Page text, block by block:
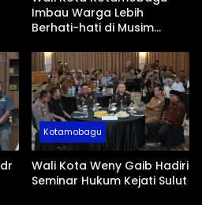
Imbau Warga Lebih
Berhati-hati di Musim
Kotamobagu
Wali Kota Weny Gaib Hadiri
Seminar Hukum Kejati Sulut